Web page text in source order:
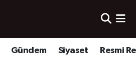
Gündem Siyaset Resmi